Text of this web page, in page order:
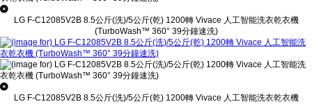
LG F-C12085V2B 8.5公斤(洗)/5公斤(乾) 1200轉 Vivace 人工智能洗衣乾衣機
(TurboWash™ 360° 39分鐘速洗)
LG F-C12085V2B 8.5公斤(洗)/5公斤(乾) 1200轉 Vivace 人工智能洗衣乾衣機